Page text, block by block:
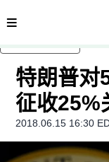
内容分类
特朗普对
征收25%
2018.06.15 16:30